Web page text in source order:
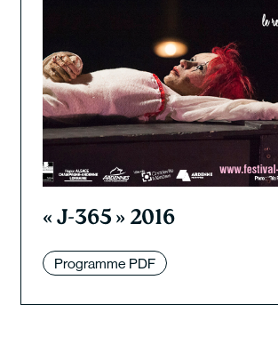
« J-365 » 2016
Programme PDF